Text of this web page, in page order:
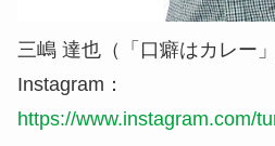
三嶋 達也（「口癖はカレー」
Instagram：
https://www.instagram.com/